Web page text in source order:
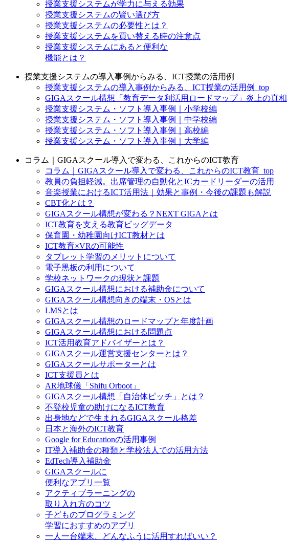
授業支援システムが学力に与える効果
授業支援システムの賢い選び方
授業支援システムの必要性とは？
授業支援システムを買い替える時の注意点
授業支援システムにあると便利な
機能とは？
授業支援システムの導入事例からみる、ICT授業の活用例
授業支援システムの導入事例からみる、ICT授業の活用例_top
GIGAスクール構想「教育データ利活用ロードマップ」炎上の真相
授業支援システム・ソフト導入事例｜小学校編
授業支援システム・ソフト導入事例｜中学校編
授業支援システム・ソフト導入事例｜高校編
授業支援システム・ソフト導入事例｜大学編
コラム｜GIGAスクール導入で変わる、これからのICT教育
コラム｜GIGAスクール導入で変わる、これからのICT教育_top
教員の負担軽減。出席管理の自動化とICカードリーダーの活用
音楽授業におけるICT活用法｜効果と事例・今後の課題も解説
CBT化とは？
GIGAスクール構想が変わる？NEXT GIGAとは
ICT教育を支える教育ビッグデータ
保育園・幼稚園向けICT教材とは
ICT教育×VRの可能性
タブレット学習のメリットについて
電子黒板の利用について
学校ネットワークの現状と課題
GIGAスクール構想における補助金について
GIGAスクール構想向きの端末・OSとは
LMSとは
GIGAスクール構想のロードマップと年度計画
GIGAスクール構想における問題点
ICT活用教育アドバイザーとは？
GIGAスクール運営支援センターとは？
GIGAスクールサポーターとは
ICT支援員とは
AR地球儀「Shifu Orboot」
GIGAスクール構想「自治体ピッチ」とは？
不登校児童の助けになるICT教育
出身地などで生まれるGIGAスクール格差
日本と海外のICT教育
Google for Educationの活用事例
IT導入補助金の種類と学校法人での活用方法
EdTech導入補助金
GIGAスクールに
便利なアプリ一覧
アクティブラーニングの
取り入れ方のコツ
子どものプログラミング
学習におすすめのアプリ
一人一台端末、どんなふうに活用すればいい？